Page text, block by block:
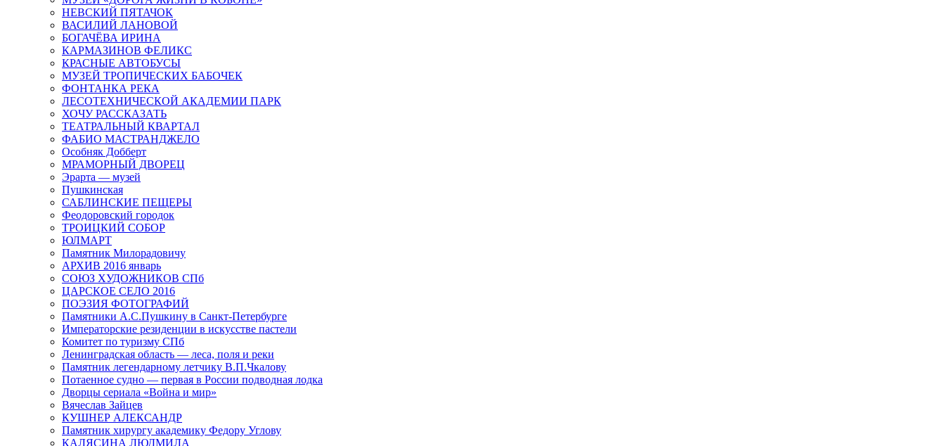
НЕВСКИЙ ПЯТАЧОК
ВАСИЛИЙ ЛАНОВОЙ
БОГАЧЁВА ИРИНА
КАРМАЗИНОВ ФЕЛИКС
КРАСНЫЕ АВТОБУСЫ
МУЗЕЙ ТРОПИЧЕСКИХ БАБОЧЕК
ФОНТАНКА РЕКА
ЛЕСОТЕХНИЧЕСКОЙ АКАДЕМИИ ПАРК
ХОЧУ РАССКАЗАТЬ
ТЕАТРАЛЬНЫЙ КВАРТАЛ
ФАБИО МАСТРАНДЖЕЛО
Особняк Добберт
МРАМОРНЫЙ ДВОРЕЦ
Эрарта — музей
Пушкинская
САБЛИНСКИЕ ПЕЩЕРЫ
Феодоровский городок
ТРОИЦКИЙ СОБОР
ЮЛМАРТ
Памятник Милорадовичу
АРХИВ 2016 январь
СОЮЗ ХУДОЖНИКОВ СПб
ЦАРСКОЕ СЕЛО 2016
ПОЭЗИЯ ФОТОГРАФИЙ
Памятники А.С.Пушкину в Санкт-Петербурге
Императорские резиденции в искусстве пастели
Комитет по туризму СПб
Ленинградская область — леса, поля и реки
Памятник легендарному летчику В.П.Чкалову
Потаенное судно — первая в России подводная лодка
Дворцы сериала «Война и мир»
Вячеслав Зайцев
КУШНЕР АЛЕКСАНДР
Памятник хирургу академику Федору Углову
КАЛЯСИНА ЛЮДМИЛА